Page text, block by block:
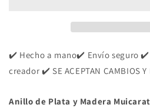
nº
15
nº
15
✔️ Hecho a mano✔️ Envío seguro
creador ✔️ SE ACEPTAN CAMBIOS Y
Anillo de Plata y Madera